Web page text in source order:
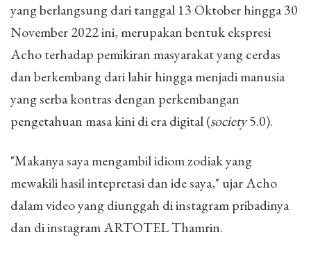
yang berlangsung dari tanggal 13 Oktober hingga 30
November 2022 ini, merupakan bentuk ekspresi
Acho terhadap pemikiran masyarakat yang cerdas
dan berkembang dari lahir hingga menjadi manusia
yang serba kontras dengan perkembangan
pengetahuan masa kini di era digital (society5.0).
"Makanya saya mengambil idiom zodiak yang
mewakili hasil intepretasi dan ide saya," ujar Acho
dalam video yang diunggah di instagram pribadinya
dan di instagram ARTOTEL Thamrin.